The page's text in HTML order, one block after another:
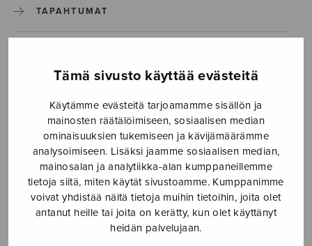
Tämä sivusto käyttää evästeitä
Käytämme evästeitä tarjoamamme sisällön ja
mainosten räätälöimiseen, sosiaalisen median
ominaisuuksien tukemiseen ja kävijämäärämme
analysoimiseen. Lisäksi jaamme sosiaalisen median,
mainosalan ja analytiikka-alan kumppaneillemme
tietoja siitä, miten käytät sivustoamme. Kumppanimme
voivat yhdistää näitä tietoja muihin tietoihin, joita olet
antanut heille tai joita on kerätty, kun olet käyttänyt
heidän palvelujaan.
TAPAHTUMAT
Pohjanmies-Tuli-taas-ihanat-tuulet-1
Pohjanmies-Tuli-taas-ihanat-
tuulet-1